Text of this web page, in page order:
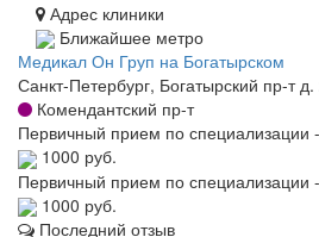
Адрес клиники
Ближайшее метро
Медикал Он Груп на Богатырском
Санкт-Петербург, Богатырский пр-т д.
Комендантский пр-т
Первичный прием по специализации
1000 руб.
Первичный прием по специализации
1000 руб.
Последний отзыв